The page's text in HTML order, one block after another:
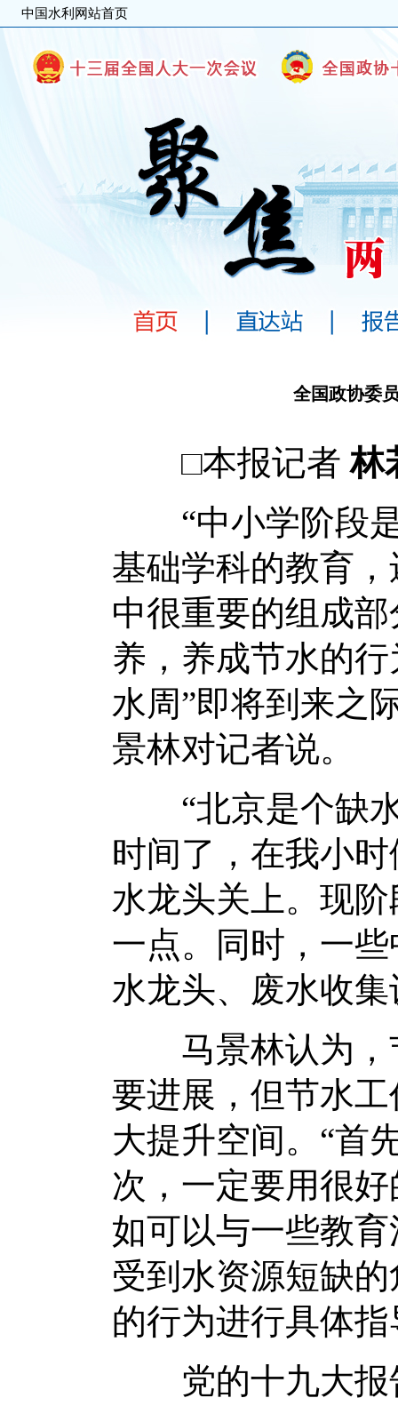
中国水利网站首页
全国政协委
□本报记者 林
“中小学阶段是
基础学科的教育
中很重要的组成
养，养成节水的
水周”即将到来之
景林对记者说。
“北京是个缺水
时间了，在我小
水龙头关上。现
一点。同时，一
水龙头、废水收集
马景林认为，
要进展，但节水
大提升空间。“首
次，一定要用很
如可以与一些教
受到水资源短缺
的行为进行具体
党的十九大报